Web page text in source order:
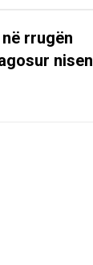
rrugën
nisen